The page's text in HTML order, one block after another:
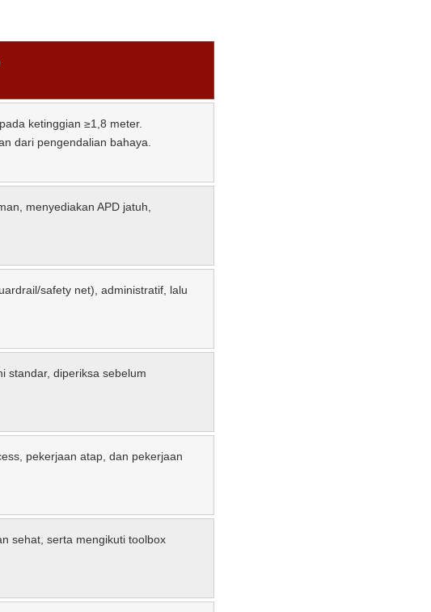
ketinggian ≥1,8 meter.
dari pengendalian bahaya.
menyediakan APD jatuh,
safety net), administratif, lalu
standar, diperiksa sebelum
pekerjaan atap, dan pekerjaan
sehat, serta mengikuti toolbox